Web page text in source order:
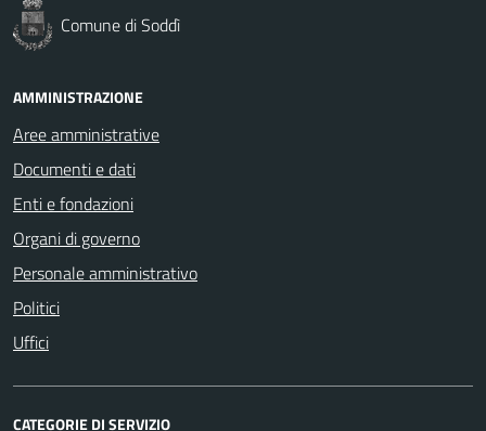
Comune di Soddì
AMMINISTRAZIONE
Aree amministrative
Documenti e dati
Enti e fondazioni
Organi di governo
Personale amministrativo
Politici
Uffici
CATEGORIE DI SERVIZIO